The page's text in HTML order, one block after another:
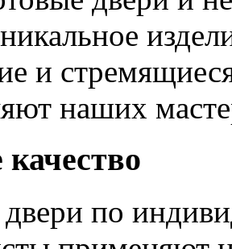
и
наших
двери по